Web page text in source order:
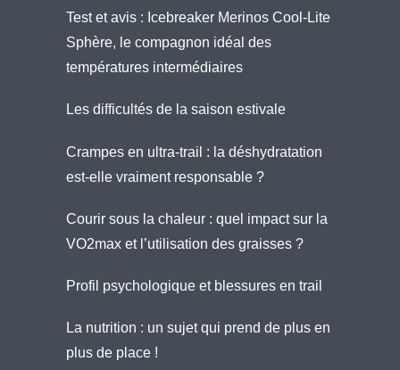
Test et avis : Icebreaker Merinos Cool-Lite
Sphère, le compagnon idéal des
températures intermédiaires
Les difficultés de la saison estivale
Crampes en ultra-trail : la déshydratation
est-elle vraiment responsable ?
Courir sous la chaleur : quel impact sur la
VO2max et l’utilisation des graisses ?
Profil psychologique et blessures en trail
La nutrition : un sujet qui prend de plus en
plus de place !